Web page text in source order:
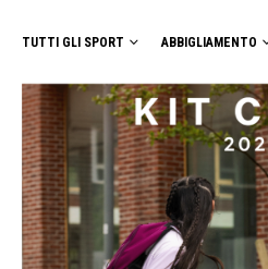
TUTTI GLI SPORT ABBIGLIAMENTO